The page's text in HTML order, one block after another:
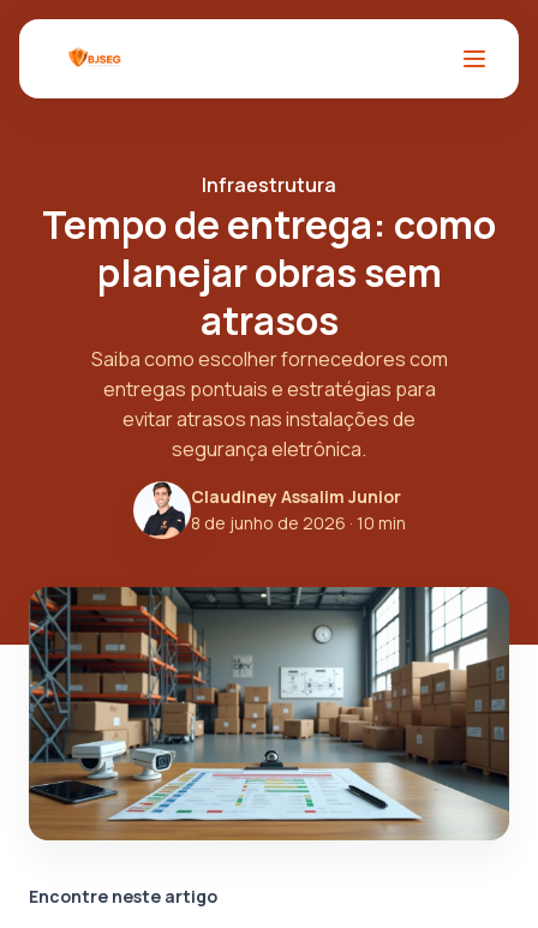
Infraestrutura
Tempo de entrega: como
planejar obras sem
atrasos
Saiba como escolher fornecedores com
entregas pontuais e estratégias para
evitar atrasos nas instalações de
segurança eletrônica.
Claudiney Assalim Junior
8 de junho de 2026 · 10 min
Encontre neste artigo